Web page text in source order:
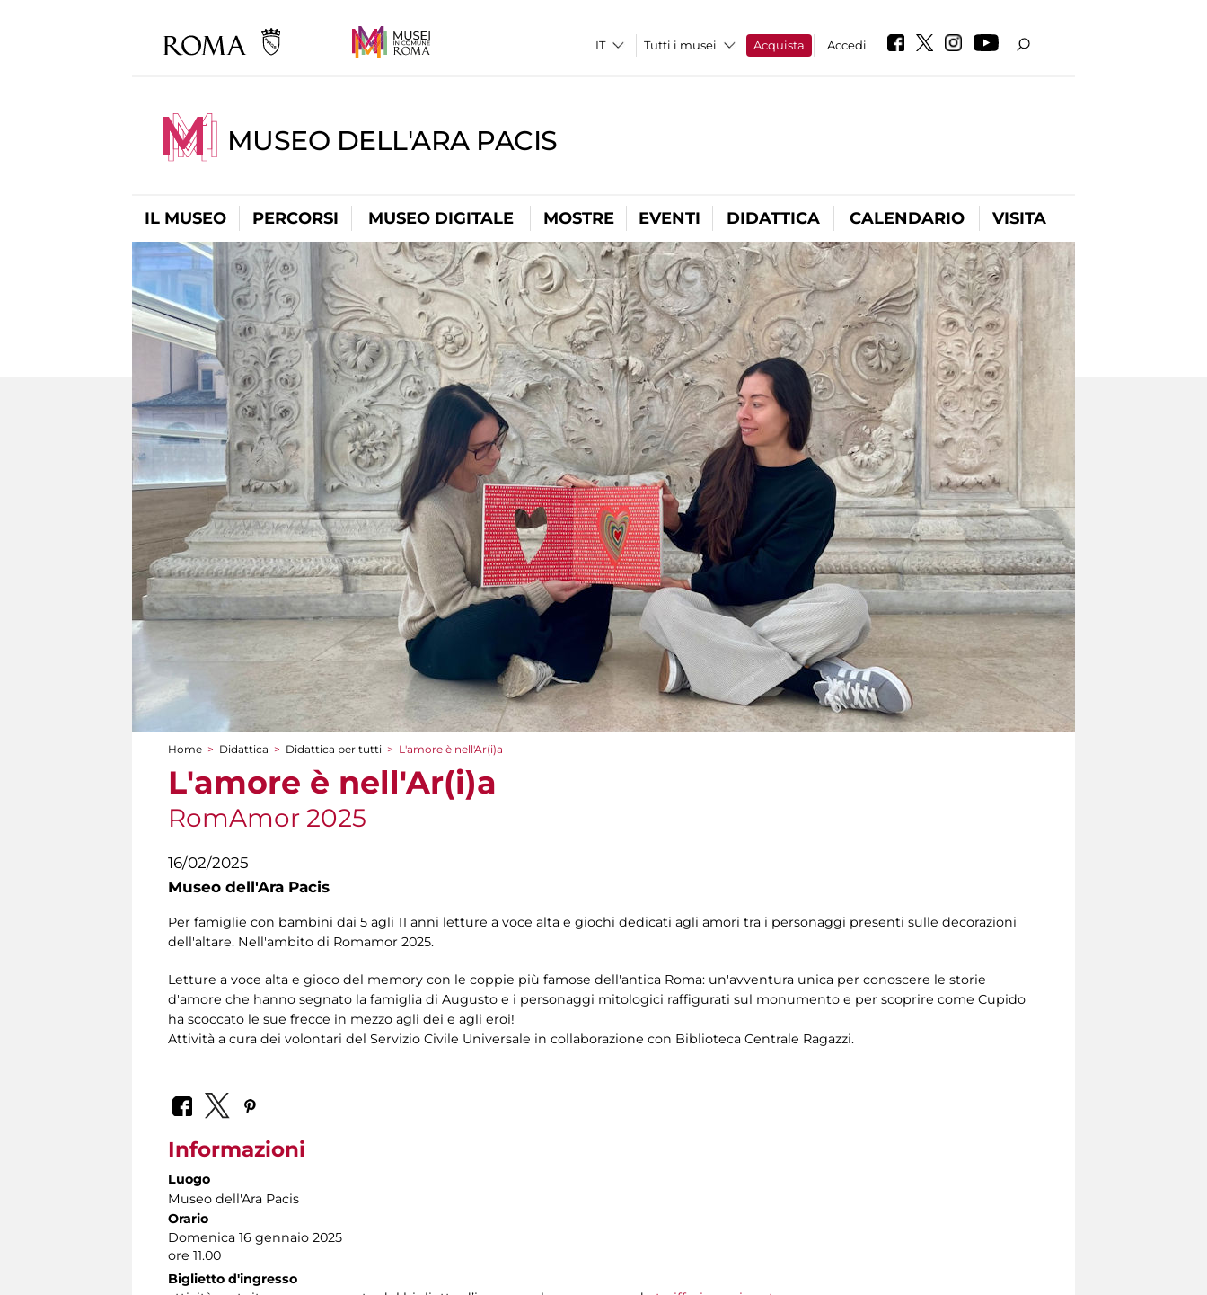
Tutti i musei Acquista Accedi
MUSEO DELL'ARA PACIS
IL MUSEO PERCORSI MUSEO DIGITALE MOSTRE EVENTI DIDATTICA CALENDARIO VISITA
Tu sei qui
Home > Didattica > Didattica per tutti > L'amore è nell'Ar(i)a
L'amore è nell'Ar(i)a
RomAmor 2025
16/02/2025
Museo dell'Ara Pacis
Per famiglie con bambini dai 5 agli 11 anni letture a voce alta e giochi dedicati agli amori tra i personaggi presenti sulle decorazioni
dell'altare. Nell'ambito di Romamor 2025.
Letture a voce alta e gioco del memory con le coppie più famose dell'antica Roma: un'avventura unica per conoscere le storie
d'amore che hanno segnato la famiglia di Augusto e i personaggi mitologici raffigurati sul monumento e per scoprire come Cupido
ha scoccato le sue frecce in mezzo agli dei e agli eroi!
Attività a cura dei volontari del Servizio Civile Universale in collaborazione con Biblioteca Centrale Ragazzi.
Informazioni
Luogo
Museo dell'Ara Pacis
Orario
Domenica 16 gennaio 2025
ore 11.00
Biglietto d'ingresso